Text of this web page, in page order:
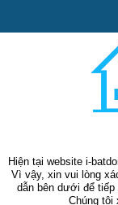
Hiện tại website i-
Vì vậy, xin vui lòng
dẫn bên dưới để tiếp
Chúng tôi